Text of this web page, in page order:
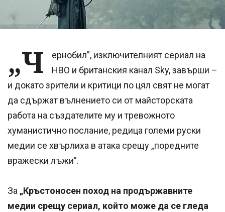
„Ч
ернобил”, изключителният сериал на
HBO и британския канал Sky, завърши –
и докато зрители и критици по цял свят не могат
да сдържат вълнението си от майсторската
работа на създателите му и тревожното
хуманистично послание, редица големи руски
медии се хвърлиха в атака срещу „поредните
вражески лъжи”.
За „Кръстоносен поход на продържавните
медии срещу сериал, който може да се гледа